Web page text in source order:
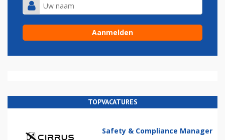
TOPVACATURES
Safety & Compliance Manager